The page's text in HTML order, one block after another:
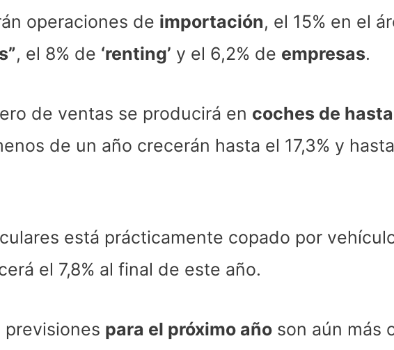
operaciones de importación, el 15% en el
, el 8% de ‘renting’ y el 6,2% de empresas.
de ventas se producirá en coches de
de un año crecerán hasta el 17,3% y
está prácticamente copado por
el 7,8% al final de este año.
previsiones para el próximo año son aún más